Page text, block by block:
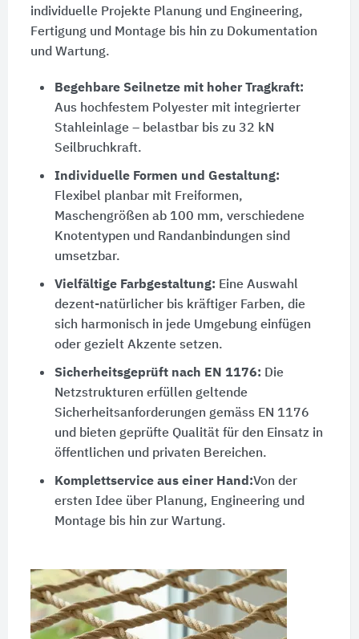
individuelle Projekte Planung und Engineering,
Fertigung und Montage bis hin zu Dokumentation
und Wartung.
Begehbare Seilnetze mit hoher Tragkraft:
Aus hochfestem Polyester mit integrierter
Stahleinlage – belastbar bis zu 32 kN
Seilbruchkraft.
Individuelle Formen und Gestaltung:
Flexibel planbar mit Freiformen,
Maschengrößen ab 100 mm, verschiedene
Knotentypen und Randanbindungen sind
umsetzbar.
Vielfältige Farbgestaltung: Eine Auswahl
dezent-natürlicher bis kräftiger Farben, die
sich harmonisch in jede Umgebung einfügen
oder gezielt Akzente setzen.
Sicherheitsgeprüft nach EN 1176: Die
Netzstrukturen erfüllen geltende
Sicherheitsanforderungen gemäss EN 1176
und bieten geprüfte Qualität für den Einsatz in
öffentlichen und privaten Bereichen.
Komplettservice aus einer Hand:Von der
ersten Idee über Planung, Engineering und
Montage bis hin zur Wartung.